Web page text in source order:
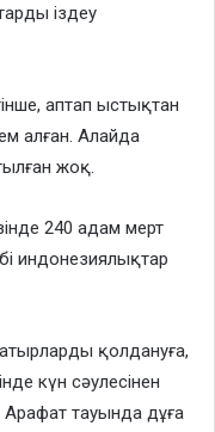
іздеу
аптап ыстықтан
алған. Алайда
жоқ.
240 адам мерт
индонезиялықтар
қолдануға,
күн сәулесінен
Арафат тауында дұға